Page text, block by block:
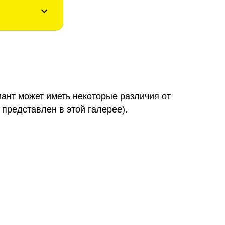
может иметь некоторые различия от
в этой галерее).